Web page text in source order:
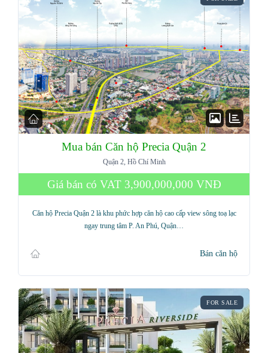
Mua bán Căn hộ Precia Quận 2
Quận 2, Hồ Chí Minh
Giá bán có VAT 3,900,000,000 VNĐ
Căn hộ Precia Quận 2 là khu phức hợp căn hộ cao cấp view sông toạ lạc
ngay trung tâm P. An Phú, Quận…
Bán căn hộ
FOR SALE